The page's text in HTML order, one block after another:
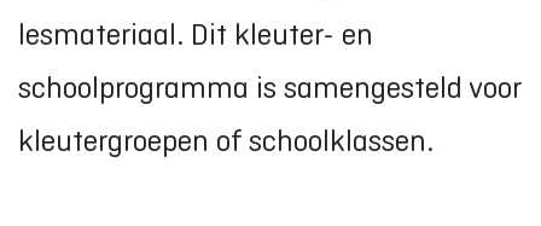
lesmateriaal. Dit kleuter- en
schoolprogramma is samengesteld voor
kleutergroepen of schoolklassen.